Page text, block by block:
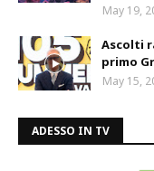
May 19,
Ascolti
primo
May 15,
ADESSO IN TV